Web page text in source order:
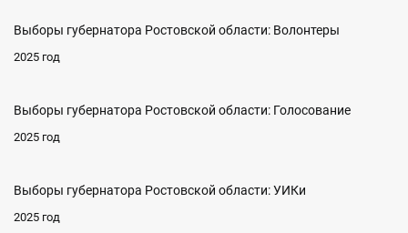
Выборы губернатора Ростовской области: Волонтеры
2025 год
Выборы губернатора Ростовской области: Голосование
2025 год
Выборы губернатора Ростовской области: УИКи
2025 год